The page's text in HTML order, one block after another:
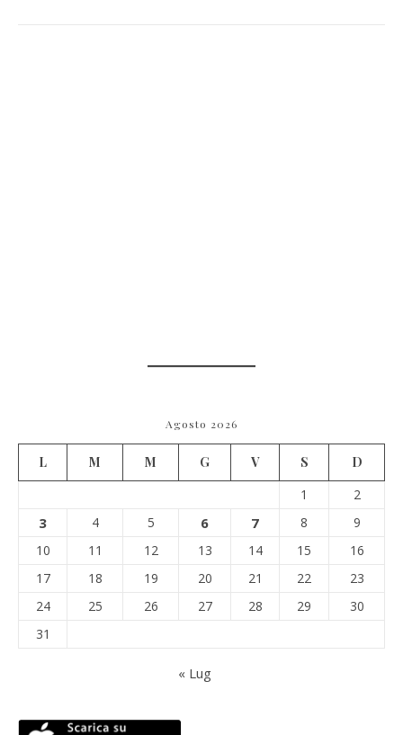
Agosto 2026
L M M G V S
D
1
2
3 4 5 6 7 8
9
10
11 12 13 14 15
16
17
18 19 20 21 22
23
24
25 26 27 28 29
30
31
« Lug